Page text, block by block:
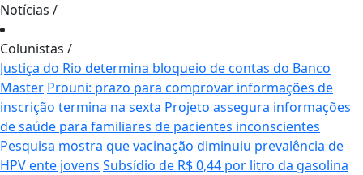
Notícias /
Colunistas /
Justiça do Rio determina bloqueio de contas do Banco
Master Prouni: prazo para comprovar informações de
inscrição termina na sexta Projeto assegura informações
de saúde para familiares de pacientes inconscientes
Pesquisa mostra que vacinação diminuiu prevalência de
HPV ente jovens Subsídio de R$ 0,44 por litro da gasolina